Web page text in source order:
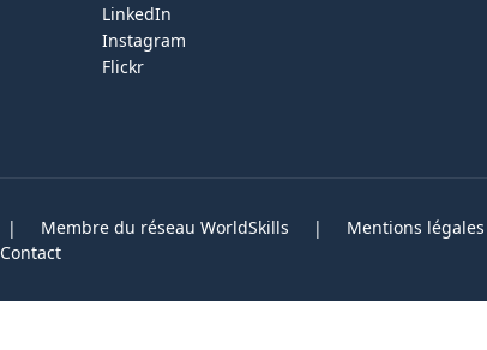
LinkedIn
Instagram
Flickr
| Membre du réseau WorldSkills | Mentions légales
Contact